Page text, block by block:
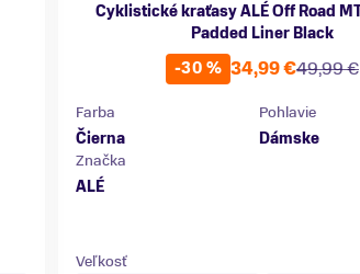
Cyklistické kraťasy ALÉ Off Road
Padded Liner Black
-30 %
49,99 €
34,99 €
Farba
Čierna
Pohlavie
Dámske
Značka
ALÉ
Veľkosť